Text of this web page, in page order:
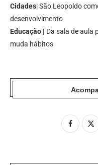
Cidades| São Leopoldo
desenvolvimento
Educação | Da sala de aula
muda hábitos